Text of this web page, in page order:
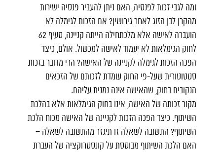
ומה לגבי זכות לפנסיה, האם ניתן להעביר פנסיה ישירות
מהקרן לבן הזוג לאחר גירושין? אם הזכות לגימלה לא
הועברה לאישה אלא מלכתחילה הייתה קניינה, סעיף 62
לחוק הגימלאות לא יעמוד לאישה למכשול. אולם, כיצד
הפכה הזכות לגימלה לקניינה של האישה? הרי מדובר בזכות
סטטוטורית שעל-פי החוק עומדת לזכותם של הזכאים
הנקובים בחוק, שהאישה אינה נמנית עליהם.
מקור זכותה של האישה, אינו בחוק הגימלאות אלא בהלכת
השיתוף. כיצד הפכה הזכות לקניינה של האישה מכוח הלכת
השיתוף? התשובה לשאלה זו תיגזר מהתשובה לשאלה –
האם הלכת השיתוף מבוססת על קונסטרוקציה של העברת